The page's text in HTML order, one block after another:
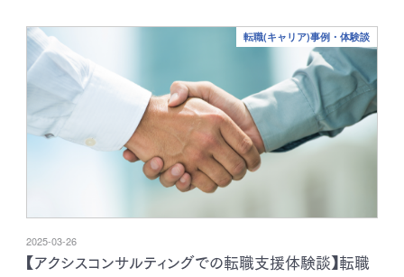
転職(キャリア)事例・体験談
2025-03-26
【アクシスコンサルティングでの転職支援体験談】転職